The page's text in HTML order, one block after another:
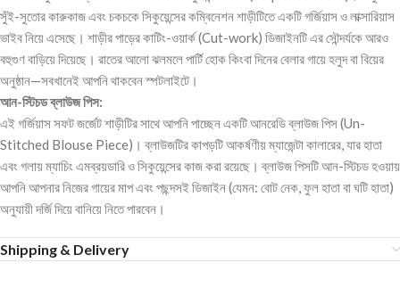
সুঁই-সুতোর কারুকাজ এবং চকচকে সিকুয়েন্সের কম্বিনেশন শাড়ীটিতে একটি গর্জিয়াস ও লাক্সারিয়াস
ভাইব নিয়ে এসেছে। শাড়ীর পাড়ের কাটিং-ওয়ার্ক (Cut-work) ডিজাইনটি এর সৌন্দর্যকে আরও
বহুগুণ বাড়িয়ে দিয়েছে। রাতের আলো ঝলমলে পার্টি হোক কিংবা দিনের বেলার গায়ে হলুদ বা বিয়ের
অনুষ্ঠান—সবখানেই আপনি থাকবেন স্পটলাইটে।
আন-স্টিচড ব্লাউজ পিস:
এই গর্জিয়াস সফট জর্জেট শাড়ীটির সাথে আপনি পাচ্ছেন একটি আনরেডি ব্লাউজ পিস (Un-
Stitched Blouse Piece)। ব্লাউজটির কাপড়টি আকর্ষণীয় ম্যাজেন্টা কালারের, যার হাতা
এবং গলায় ম্যাচিং এমব্রয়ডারি ও সিকুয়েন্সের কাজ করা রয়েছে। ব্লাউজ পিসটি আন-স্টিচড হওয়ায়
আপনি আপনার নিজের গায়ের মাপ এবং পছন্দসই ডিজাইন (যেমন: বোট নেক, ফুল হাতা বা ঘটি হাতা)
অনুযায়ী দর্জি দিয়ে বানিয়ে নিতে পারবেন।
Shipping & Delivery